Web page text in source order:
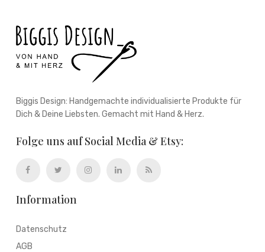
Biggis Design: Handgemachte individualisierte Produkte für
Dich & Deine Liebsten. Gemacht mit Hand & Herz.
Folge uns auf Social Media & Etsy:
Information
Datenschutz
AGB